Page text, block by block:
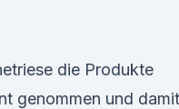
die Produkte
genommen und damit